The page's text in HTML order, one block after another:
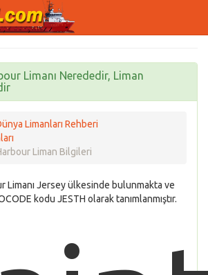
Limanı Nerededir, Liman
Limanları Rehberi
Liman Bilgileri
Limanı Jersey ülkesinde bulunmakta ve
kodu JESTH olarak tanımlanmıştır.